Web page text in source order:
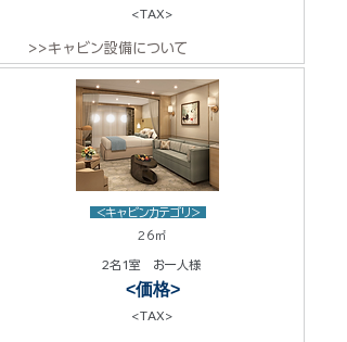
<TAX>
>>キャビン設備について
<キャビンカテゴリ>
26㎡
2名1室 お一人様
<価格>
<TAX>